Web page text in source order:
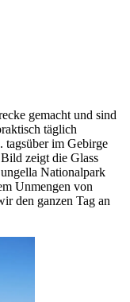
gemacht und sind
täglich
tagsüber im Gebirge
zeigt die Glass
Nationalpark
Unmengen von
den ganzen Tag an